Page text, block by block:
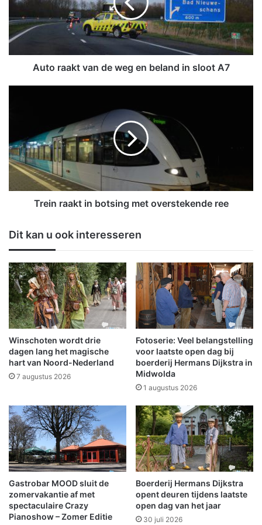
a
k
t
e
g
e
b
n
d
i
n
s
l
o
o
t
A
7
Auto raakt van de weg en beland in sloot A7
n
r
a
k
b
o
t
s
i
n
g
m
e
t
o
v
s
t
e
k
e
n
d
e
r
e
Trein raakt in botsing met overstekende ree
Dit kan u ook interesseren
Winschoten wordt drie
dagen lang het magische
hart van Noord-Nederland
7 augustus 2026
Fotoserie: Veel belangstelling
voor laatste open dag bij
boerderij Hermans Dijkstra in
Midwolda
1 augustus 2026
Gastrobar MOOD sluit de
zomervakantie af met
spectaculaire Crazy
Pianoshow – Zomer Editie
Boerderij Hermans Dijkstra
opent deuren tijdens laatste
open dag van het jaar
30 juli 2026